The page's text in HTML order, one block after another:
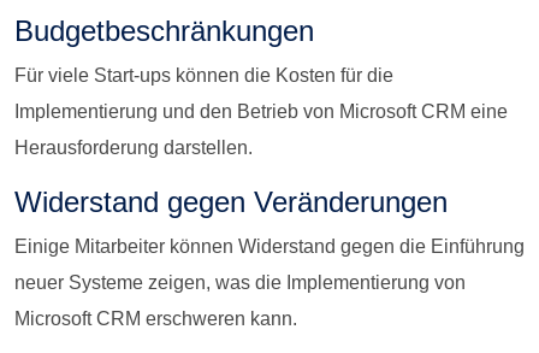
Budgetbeschränkungen
Für viele Start-ups können die Kosten für die
Implementierung und den Betrieb von Microsoft CRM eine
Herausforderung darstellen.
Widerstand gegen Veränderungen
Einige Mitarbeiter können Widerstand gegen die Einführung
neuer Systeme zeigen, was die Implementierung von
Microsoft CRM erschweren kann.